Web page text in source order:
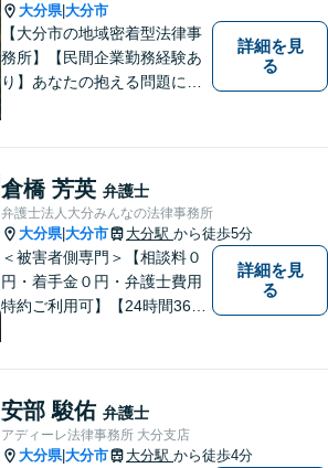
大分県|大分市
【大分市の地域密着型法律事
務所】【民間企業勤務経験あ
り】あなたの抱える問題に、
指しましょう。個人・法人と
もに対応可！お気軽にご相談
ください。【英語対応◎】
詳細を見
る
倉橋 芳英 弁護士
弁護士法人大分みんなの法律事務所
大分県|大分市 大分駅 から徒歩5分
＜被害者側専門＞【相談料０
円・着手金０円・弁護士費用
特約ご利用可】【24時間365
門性・サービスに定評あり、
感謝のクチコミ多数◎事故直
後より柔軟にサポート
詳細を見
る
安部 駿佑 弁護士
アディーレ法律事務所 大分支店
大分県|大分市 大分駅 から徒歩4分